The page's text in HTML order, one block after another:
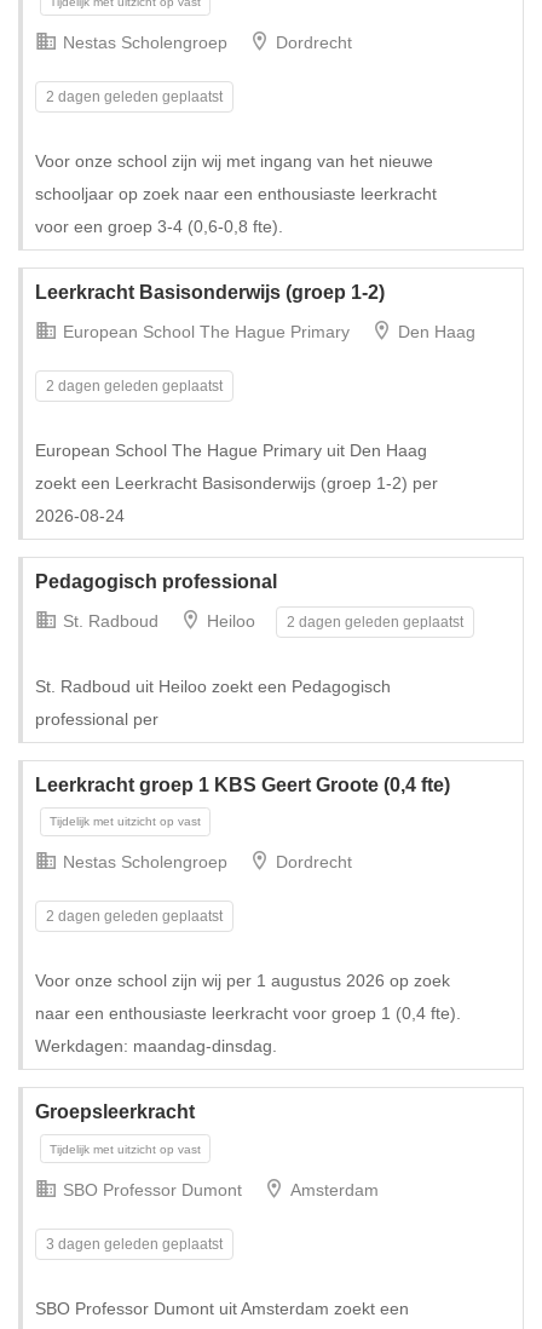
Nestas Scholengroep Dordrecht
2 dagen geleden geplaatst
Voor onze school zijn wij met ingang van het nieuwe
schooljaar op zoek naar een enthousiaste leerkracht
voor een groep 3-4 (0,6-0,8 fte).
Leerkracht Basisonderwijs (groep 1-2)
European School The Hague Primary Den Haag
2 dagen geleden geplaatst
European School The Hague Primary uit Den Haag
zoekt een Leerkracht Basisonderwijs (groep 1-2) per
2026-08-24
Pedagogisch professional
St. Radboud Heiloo 2 dagen geleden geplaatst
St. Radboud uit Heiloo zoekt een Pedagogisch
professional per
Leerkracht groep 1 KBS Geert Groote (0,4 fte)
Tijdelijk met uitzicht op vast
Nestas Scholengroep Dordrecht
2 dagen geleden geplaatst
Voor onze school zijn wij per 1 augustus 2026 op zoek
naar een enthousiaste leerkracht voor groep 1 (0,4 fte).
Werkdagen: maandag-dinsdag.
Groepsleerkracht
SBO Professor Dumont Amsterdam
3 dagen geleden geplaatst
SBO Professor Dumont uit Amsterdam zoekt een